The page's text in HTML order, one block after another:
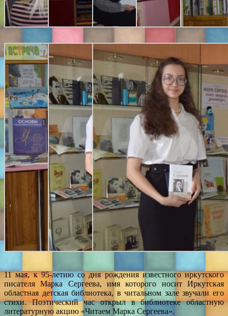
11 мая, к 95-летию со дня рождения известного иркутского
писателя Марка Сергеева, имя которого носит Иркутская
областная детская библиотека, в читальном зале звучали его
стихи. Поэтический час открыл в библиотеке областную
литературную акцию «Читаем Марка Сергеева».